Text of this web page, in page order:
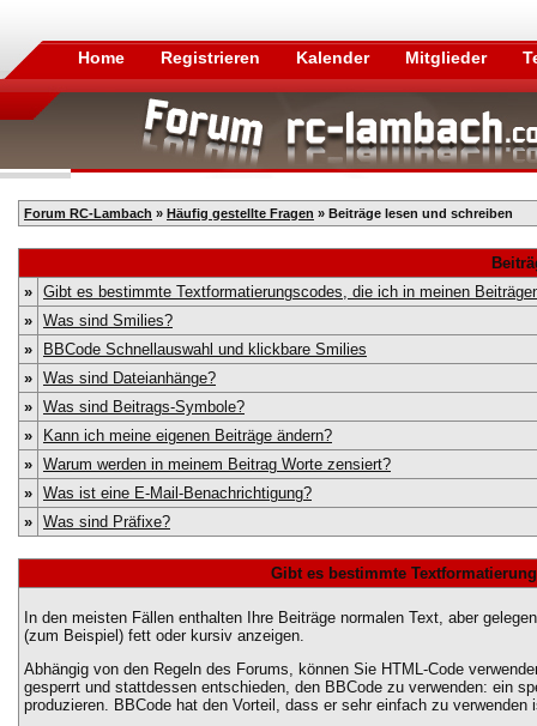
Home Registrieren Kalender Mitglieder
Forum RC-Lambach » Häufig gestellte Fragen » Beiträge lesen und schreiben
» Gibt es bestimmte Textformatierungscodes, die ich in meinen
» Was sind Smilies?
»
BBCode Schnellauswahl und klickbare Smilies
» Was sind Dateianhänge?
» Was sind Beitrags-Symbole?
»
Kann ich meine eigenen Beiträge ändern?
» Warum werden in meinem Beitrag Worte zensiert?
» Was ist eine E-Mail-Benachrichtigung?
» Was sind Präfixe?
Gibt es bestimmte
In den meisten Fällen enthalten Ihre Beiträge normalen Text, aber
(zum Beispiel) fett oder kursiv anzeigen.
Abhängig von den Regeln des Forums, können Sie HTML-Code
gesperrt und stattdessen entschieden, den BBCode zu verwenden: ein
produzieren. BBCode hat den Vorteil, dass er sehr einfach zu